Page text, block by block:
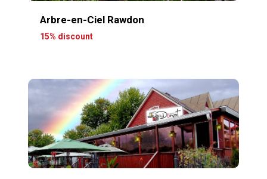
Arbre-en-Ciel Rawdon
15% discount